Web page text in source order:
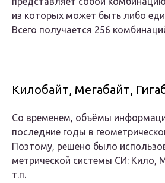
из которых может быть либо
Всего получается 256
Килобайт, Мегабайт,
Со временем, объёмы
последние годы в
Поэтому, решено было
метрической системы СИ: Кило,
т.п.